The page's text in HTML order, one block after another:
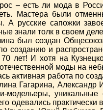
– есть ли мода в
Мастера были
А русские сапожки
знали толк в своем
был создан
созданию и
лет! И хотя на
моды на
активная работа по
Гагарина,
модельеры,
одевались